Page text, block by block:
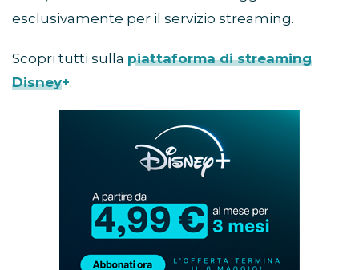
esclusivamente per il servizio streaming.
Scopri tutti sulla piattaforma di streaming
Disney+.
promozione